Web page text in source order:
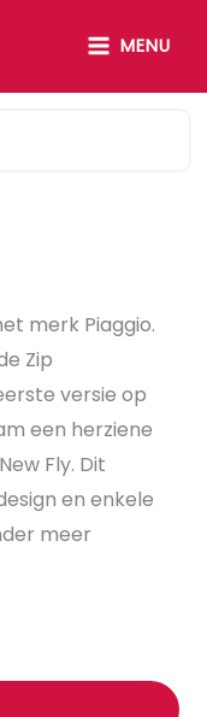
MENU
MENU
merk Piaggio.
Zip
versie op
een herziene
Fly. Dit
en enkele
meer